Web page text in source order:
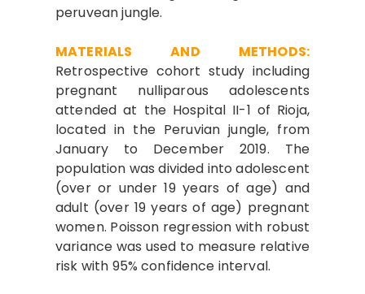
peruvean jungle.
MATERIALS AND METHODS:
Retrospective cohort study including
pregnant nulliparous adolescents
attended at the Hospital II-1 of Rioja,
located in the Peruvian jungle, from
January to December 2019. The
population was divided into adolescent
(over or under 19 years of age) and
adult (over 19 years of age) pregnant
women. Poisson regression with robust
variance was used to measure relative
risk with 95% confidence interval.